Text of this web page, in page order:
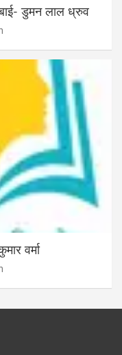
बाई- डुमन लाल ध्रुव
वर्मा